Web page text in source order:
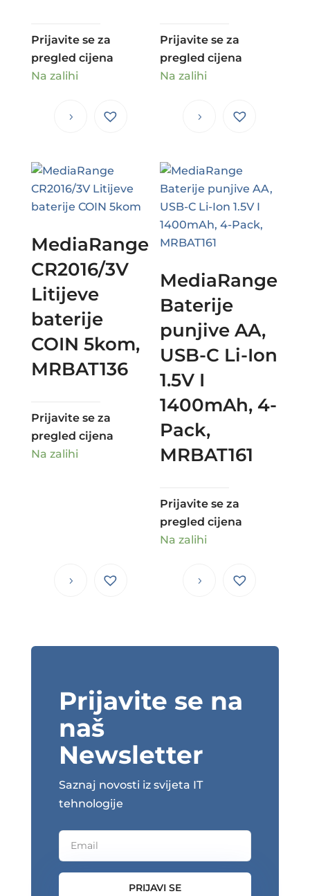
Prijavite se za
pregled cijena
Na zalihi
Prijavite se za
pregled cijena
Na zalihi
MediaRange
CR2016/3V
Litijeve
baterije
COIN 5kom,
MRBAT136
Prijavite se za
pregled cijena
Na zalihi
MediaRange
Baterije
punjive AA,
USB-C Li-Ion
1.5V I
1400mAh, 4-
Pack,
MRBAT161
Prijavite se za
pregled cijena
Na zalihi
Prijavite se na
naš
Newsletter
Saznaj novosti iz svijeta IT
tehnologije
PRIJAVI SE